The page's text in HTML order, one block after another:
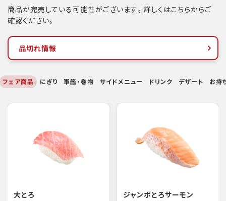
商品が完売している可能性がございます。詳しくはこちらからご
確認ください。
品切れ情報
フェア商品 にぎり 軍艦・巻物 サイドメニュー ドリンク デザート お持
大とろ ジャンボとろサーモン